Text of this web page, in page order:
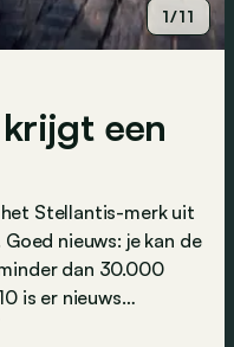
1/11
een
Stellantis-merk uit
nieuws: je kan de
dan 30.000
is er nieuws…